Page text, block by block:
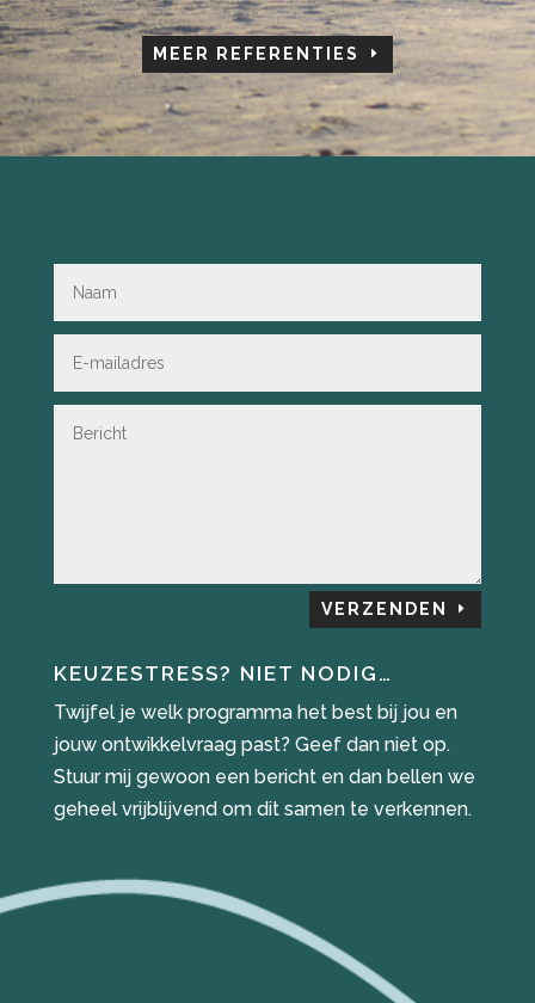
MEER REFERENTIES
VERZENDEN
KEUZESTRESS? NIET NODIG…
Twijfel je welk programma het best bij jou en
jouw ontwikkelvraag past? Geef dan niet op.
Stuur mij gewoon een bericht en dan bellen we
geheel vrijblijvend om dit samen te verkennen.